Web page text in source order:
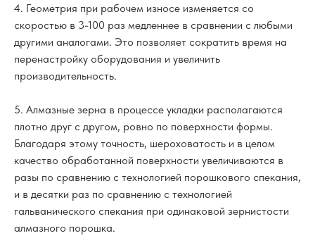
4. Геометрия при рабочем износе изменяется со
скоростью в 3-100 раз медленнее в сравнении с любыми
другими аналогами. Это позволяет сократить время на
перенастройку оборудования и увеличить
производительность.
5. Алмазные зерна в процессе укладки располагаются
плотно друг с другом, ровно по поверхности формы.
Благодаря этому точность, шероховатость и в целом
качество обработанной поверхности увеличиваются в
разы по сравнению с технологией порошкового спекания,
и в десятки раз по сравнению с технологией
гальванического спекания при одинаковой зернистости
алмазного порошка.